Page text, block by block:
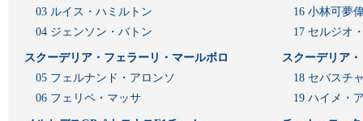
03 ルイス・ハミルトン
04 ジェンソン・バトン
スクーデリア・フェラーリ・マールボロ
05 フェルナンド・アロンソ
06 フェリペ・マッサ
16 小林可夢
17 セルジオ
スクーデリア
18 セバスチ
19 ハイメ・